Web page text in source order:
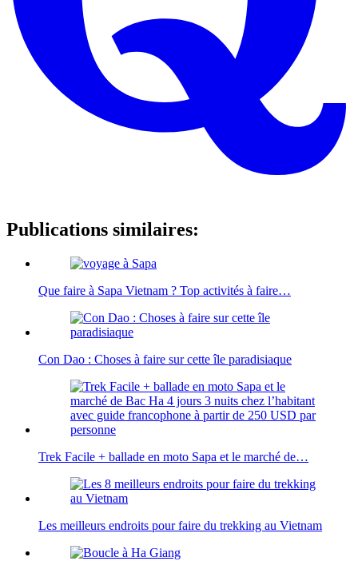
Publications similaires:
Que faire à Sapa Vietnam ? Top activités à faire…
Con Dao : Choses à faire sur cette île paradisiaque
Trek Facile + ballade en moto Sapa et le marché de…
Les meilleurs endroits pour faire du trekking au Vietnam